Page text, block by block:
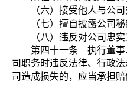
（六）接受他人与公
（七）擅自披露公司秘
（八）违反对公司忠
第四十一条 执行董事
司职务时违反法律、行政
司造成损失的，应当承担赔